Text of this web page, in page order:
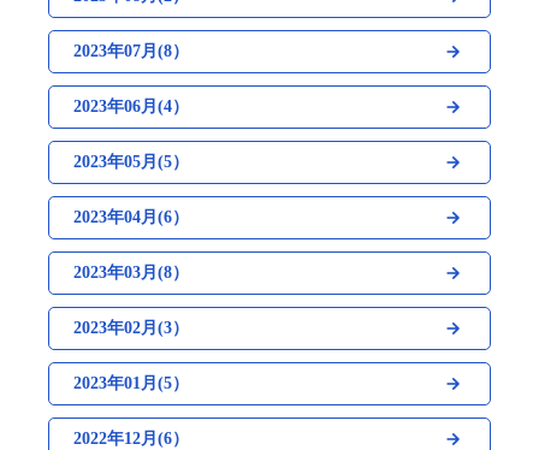
2023年07月(8）
2023年06月(4）
2023年05月(5）
2023年04月(6）
2023年03月(8）
2023年02月(3）
2023年01月(5）
2022年12月(6）